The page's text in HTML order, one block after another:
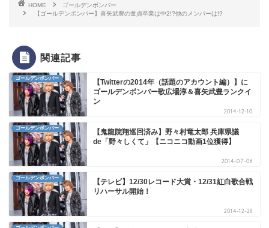
HOME
ゴールデンボンバー
【ゴールデンボンバー】喜矢武豊の童貞卒業は中2!?他のメンバーは!?
関連記事
ゴールデンボンバー
【Twitterの2014年（話題のアカウント編）】に
ゴールデンボンバー歌広場淳＆喜矢武豊ランクイ
ン
2014-12-10
ゴールデンボンバー
【鬼龍院翔巡回済み】野々村竜太郎 兵庫県議
de「野々しくて」【ニコニコ動画1位獲得】
2014-07-06
ゴールデンボンバー
【テレビ】12/30レコード大賞・12/31紅白歌合戦
リハーサル開始！
2014-12-28